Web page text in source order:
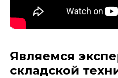
Являемся
складской